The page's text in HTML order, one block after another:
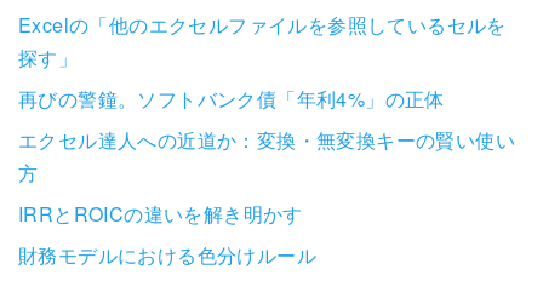
Excelの「他のエクセルファイルを参照しているセルを
探す」
再びの警鐘。ソフトバンク債「年利4%」の正体
エクセル達人への近道か：変換・無変換キーの賢い使い
方
IRRとROICの違いを解き明かす
財務モデルにおける色分けルール